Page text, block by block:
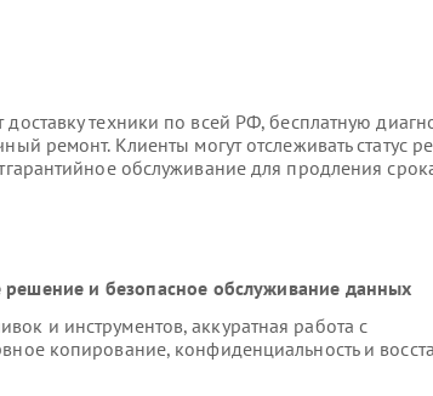
техники по всей РФ, бесплатную
ремонт. Клиенты могут отслеживать статус
обслуживание для продления
и безопасное обслуживание данных
и инструментов, аккуратная работа с
копирование, конфиденциальность и